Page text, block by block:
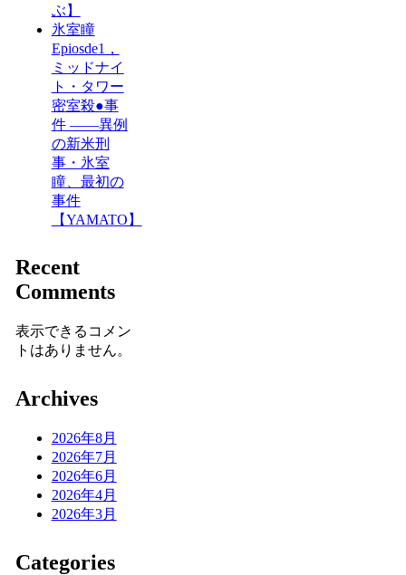
ぶ】
氷室瞳
Epiosde1，
ミッドナイ
ト・タワー
密室殺●事
件 ――異例
の新米刑
事・氷室
瞳、最初の
事件
【YAMATO】
Recent
Comments
表示できるコメン
トはありません。
Archives
2026年8月
2026年7月
2026年6月
2026年4月
2026年3月
Categories